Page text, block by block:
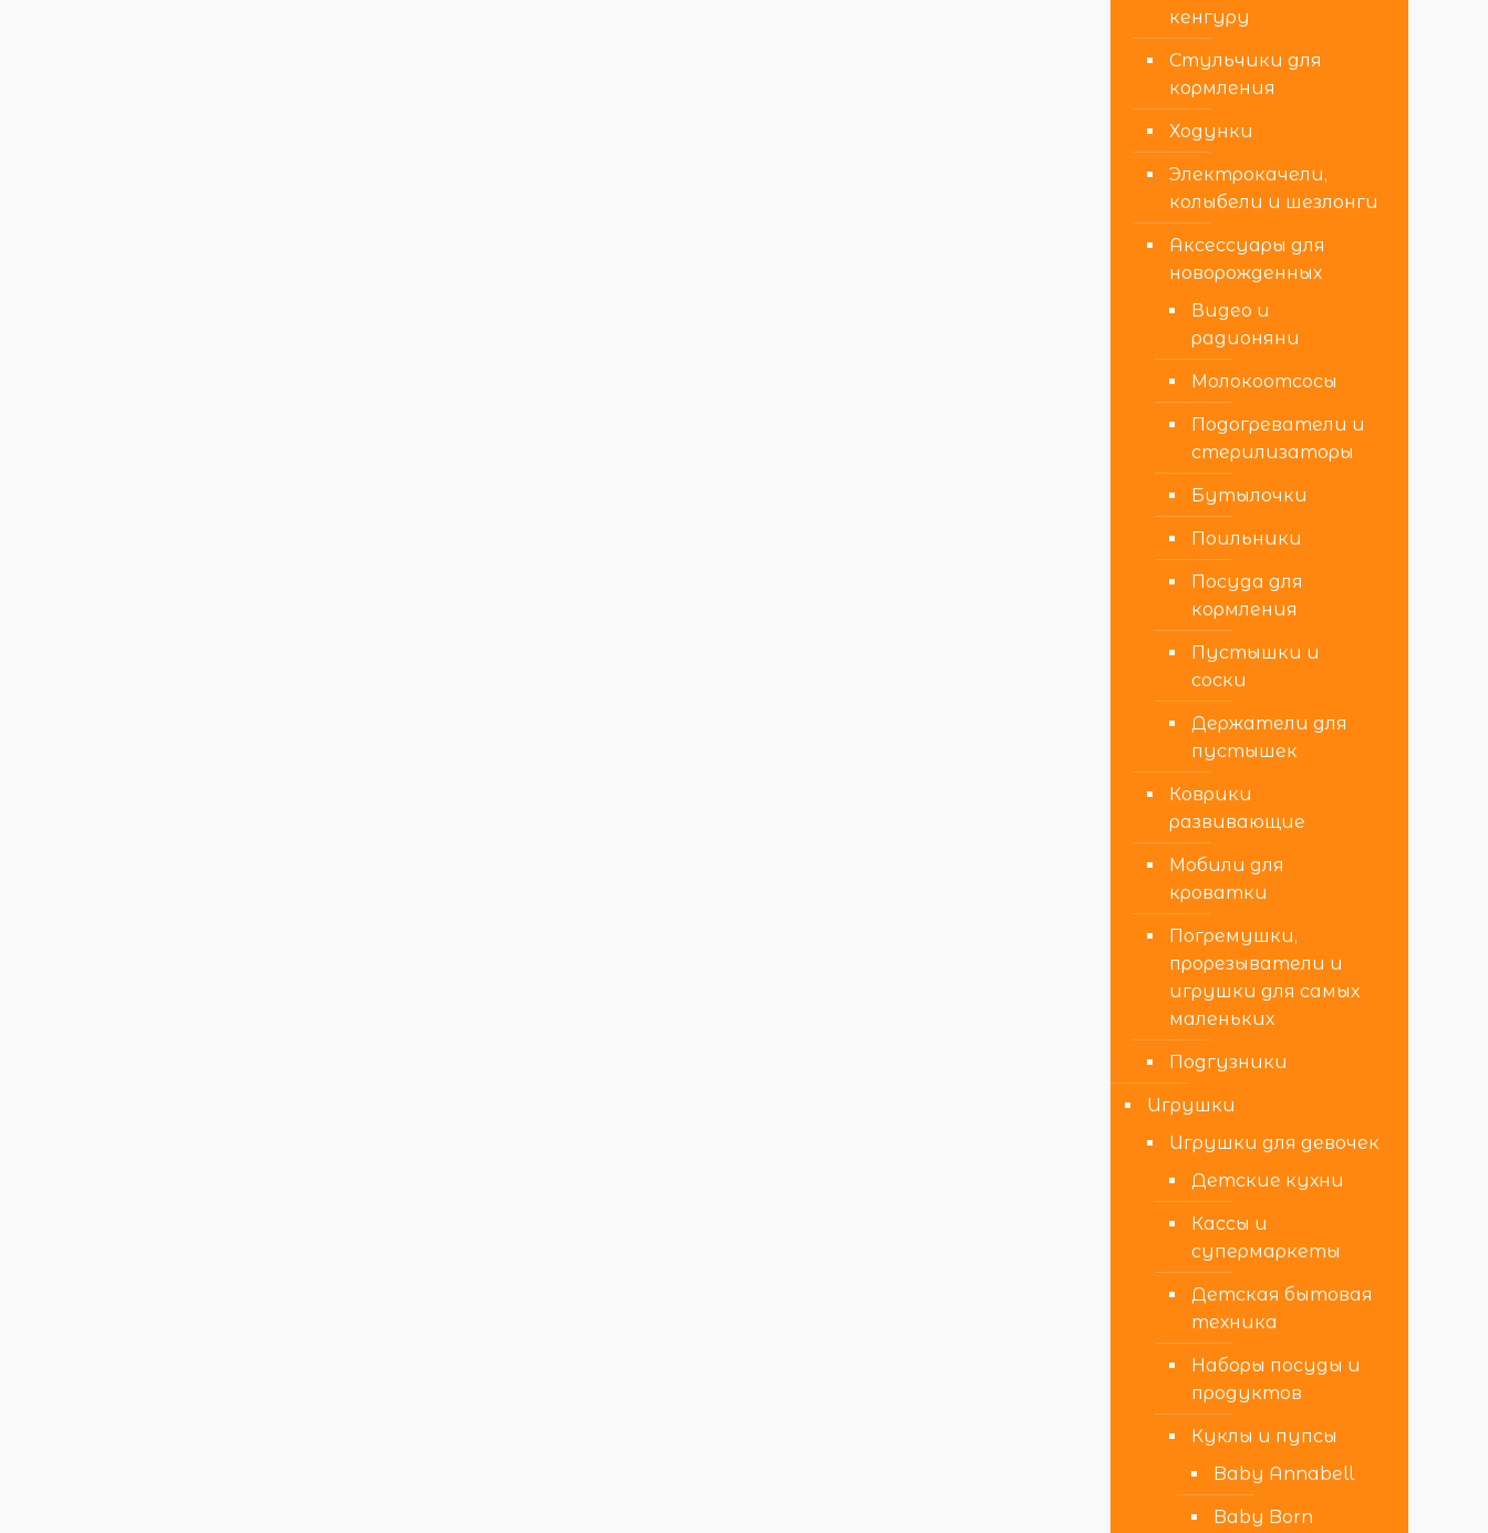
кенгуру
Стульчики для
кормления
Ходунки
Электрокачели,
колыбели и шезлонги
Аксессуары для
новорожденных
Видео и
радионяни
Молокоотсосы
Подогреватели и
стерилизаторы
Бутылочки
Поильники
Посуда для
кормления
Пустышки и
соски
Держатели для
пустышек
Коврики
развивающие
Мобили для
кроватки
Погремушки,
прорезыватели и
игрушки для самых
маленьких
Подгузники
Игрушки
Игрушки для девочек
Детские кухни
Кассы и
супермаркеты
Детская бытовая
техника
Наборы посуды и
продуктов
Куклы и пупсы
Baby Annabell
Baby Born